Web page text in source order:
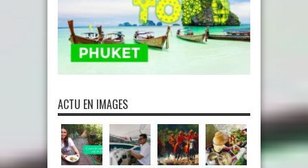
ACTU EN IMAGES